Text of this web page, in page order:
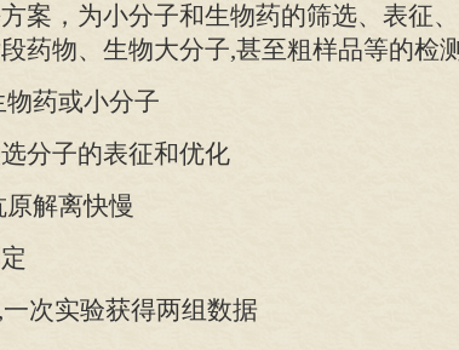
案，为小分子和生物药的筛选、表征
药物、生物大分子,甚至粗样品等的检
药或小分子
分子的表征和优化
解离快慢
次实验获得两组数据